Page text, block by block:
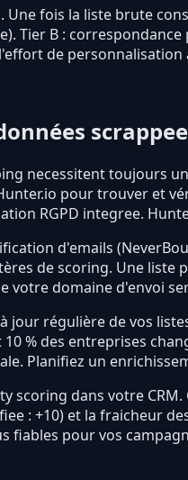
fois la liste brute
Tier B :
de
necessitent toujours
pour trouver et
RGPD integree.
d'emails
de scoring. Une liste
votre domaine d'envoi
jour régulière de vos
% des entreprises
Planifiez un
scoring dans votre
: +10) et la fraicheur
fiables pour vos